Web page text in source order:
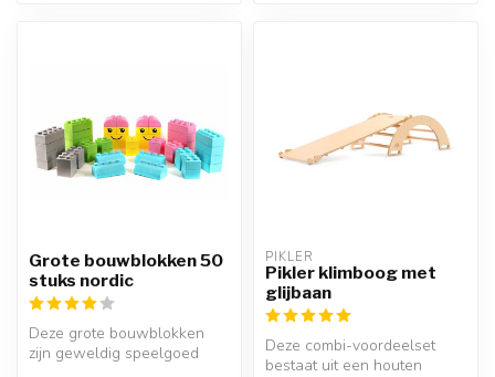
Grote bouwblokken 50
stuks nordic
Deze grote bouwblokken
zijn geweldig speelgoed
PIKLER
Pikler klimboog met
glijbaan
Deze combi-voordeelset
bestaat uit een houten